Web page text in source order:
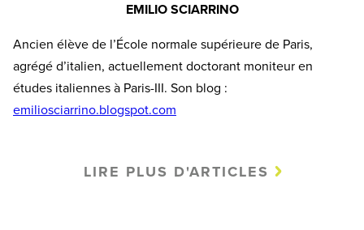
EMILIO SCIARRINO
Ancien élève de l’École normale supérieure de Paris,
agrégé d’italien, actuellement doctorant moniteur en
études italiennes à Paris-III. Son blog :
emiliosciarrino.blogspot.com
LIRE PLUS D'ARTICLES